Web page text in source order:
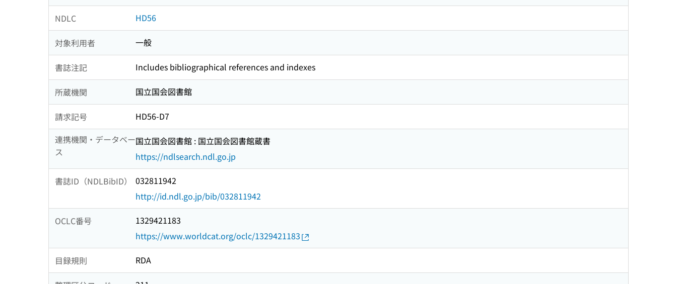
NDLC HD56
対象利用者 一般
書誌注記 Includes bibliographical references and indexes
所蔵機関 国立国会図書館
請求記号
HD56-D7
連携機関・データベー
ス
国立国会図書館 : 国立国会図書館蔵書
https://ndlsearch.ndl.go.jp
書誌ID（NDLBibID）
032811942
http://id.ndl.go.jp/bib/032811942
OCLC番号
1329421183
https://www.worldcat.org/oclc/1329421183
目録規則 RDA